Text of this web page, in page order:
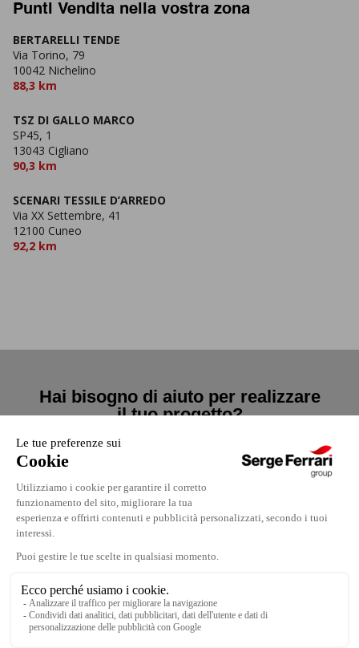
Punti Vendita nella vostra zona
BERTARELLI TENDE
Via Torino, 79
10042 Nichelino
88,3 km
TSZ DI GALLO MARCO
SP45, 1
13043 Cigliano
90,3 km
SCENARI TESSILE D’ARREDO
Via XX Settembre, 41
12100 Cuneo
92,2 km
Hai bisogno di aiuto per realizzare
il tuo progetto?
Contattaci
Contattaci
Dove trovarci
Note legali